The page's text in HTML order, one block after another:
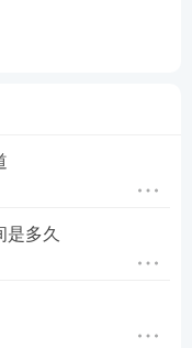
的县级以上医院
是多久